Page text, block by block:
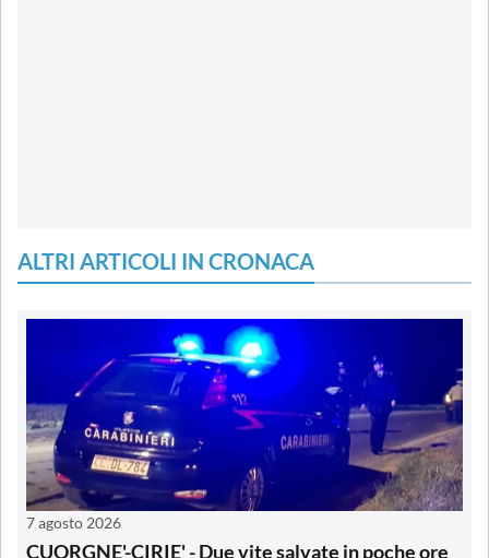
ALTRI ARTICOLI IN CRONACA
7 agosto 2026
CUORGNE'-CIRIE' - Due vite salvate in poche ore